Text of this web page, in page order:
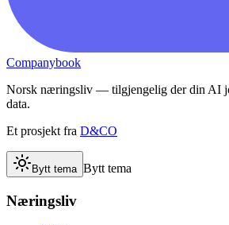
Companybook
Norsk næringsliv — tilgjengelig der din AI
data.
Et prosjekt fra D&CO
Bytt tema Bytt tema
Næringsliv